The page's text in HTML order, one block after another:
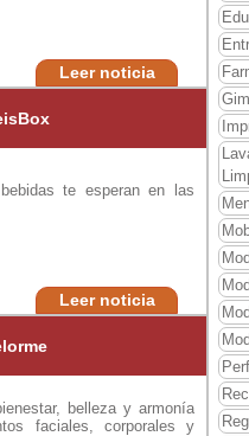
Leer noticia
te esperan en las
Leer noticia
belleza y armonía
faciales, corporales y